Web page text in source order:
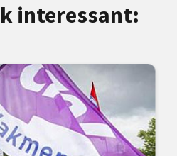
interessant: